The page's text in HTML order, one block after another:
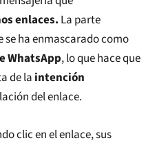
enlaces. La parte
se ha enmascarado como
WhatsApp, lo que hace que
de la intención
del enlace.
clic en el enlace, sus